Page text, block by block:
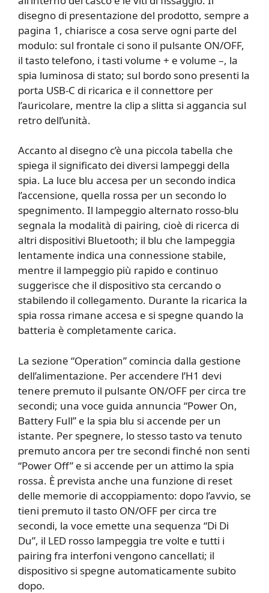
disegno di presentazione del prodotto, sempre a
pagina 1, chiarisce a cosa serve ogni parte del
modulo: sul frontale ci sono il pulsante ON/OFF,
il tasto telefono, i tasti volume + e volume –, la
spia luminosa di stato; sul bordo sono presenti la
porta USB-C di ricarica e il connettore per
l’auricolare, mentre la clip a slitta si aggancia sul
retro dell’unità.
Accanto al disegno c’è una piccola tabella che
spiega il significato dei diversi lampeggi della
spia. La luce blu accesa per un secondo indica
l’accensione, quella rossa per un secondo lo
spegnimento. Il lampeggio alternato rosso-blu
segnala la modalità di pairing, cioè di ricerca di
altri dispositivi Bluetooth; il blu che lampeggia
lentamente indica una connessione stabile,
mentre il lampeggio più rapido e continuo
suggerisce che il dispositivo sta cercando o
stabilendo il collegamento. Durante la ricarica la
spia rossa rimane accesa e si spegne quando la
batteria è completamente carica.
La sezione “Operation” comincia dalla gestione
dell’alimentazione. Per accendere l’H1 devi
tenere premuto il pulsante ON/OFF per circa tre
secondi; una voce guida annuncia “Power On,
Battery Full” e la spia blu si accende per un
istante. Per spegnere, lo stesso tasto va tenuto
premuto ancora per tre secondi finché non senti
“Power Off” e si accende per un attimo la spia
rossa. È prevista anche una funzione di reset
delle memorie di accoppiamento: dopo l’avvio, se
tieni premuto il tasto ON/OFF per circa tre
secondi, la voce emette una sequenza “Di Di
Du”, il LED rosso lampeggia tre volte e tutti i
pairing fra interfoni vengono cancellati; il
dispositivo si spegne automaticamente subito
dopo.